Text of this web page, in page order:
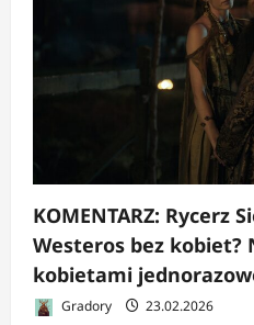
KOMENTARZ: Rycerz
Westeros bez kobiet?
kobietami
Gradory 23.02.2026